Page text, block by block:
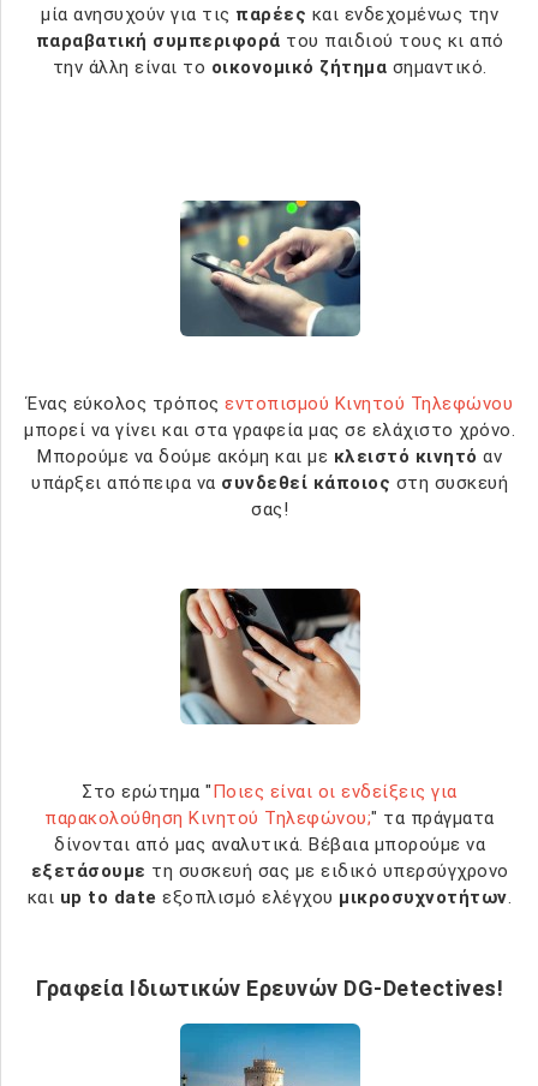
μία ανησυχούν για τις παρέες και ενδεχομένως την
παραβατική συμπεριφορά του παιδιού τους κι από
την άλλη είναι το οικονομικό ζήτημα σημαντικό.
Ένας εύκολος τρόπος εντοπισμού Κινητού Τηλεφώνου
μπορεί να γίνει και στα γραφεία μας σε ελάχιστο χρόνο.
Μπορούμε να δούμε ακόμη και με κλειστό κινητό αν
υπάρξει απόπειρα να συνδεθεί κάποιος στη συσκευή
σας!
Στο ερώτημα " Ποιες είναι οι ενδείξεις για
παρακολούθηση Κινητού Τηλεφώνου;" τα πράγματα
δίνονται από μας αναλυτικά. Βέβαια μπορούμε να
εξετάσουμε τη συσκευή σας με ειδικό υπερσύγχρονο
και up to date εξοπλισμό ελέγχου μικροσυχνοτήτων.
Γραφεία Ιδιωτικών Ερευνών DG-Detectives!